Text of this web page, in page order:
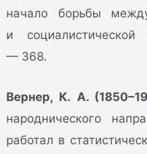
начало борьбы
и
— 368.
Вернер, К. А.
народнического
работал в